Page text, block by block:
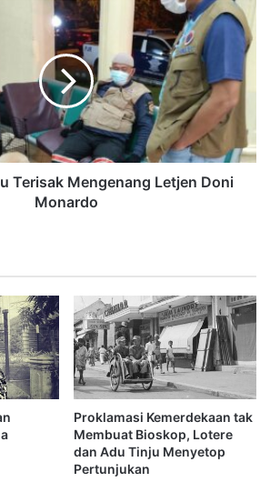
Terisak Mengenang Letjen Doni
Monardo
Proklamasi Kemerdekaan tak
Membuat Bioskop, Lotere
dan Adu Tinju Menyetop
Pertunjukan